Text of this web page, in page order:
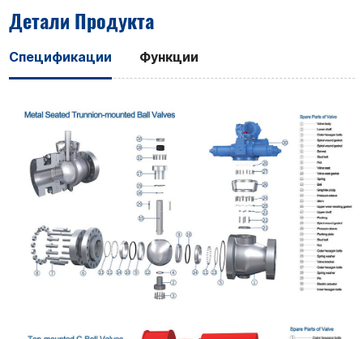
Детали Продукта
Спецификации Функции